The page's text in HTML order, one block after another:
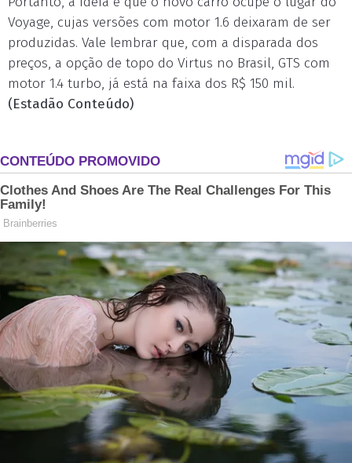
Voyage, cujas versões com motor 1.6 deixaram de ser
produzidas. Vale lembrar que, com a disparada dos
preços, a opção de topo do Virtus no Brasil, GTS com
motor 1.4 turbo, já está na faixa dos R$ 150 mil.
(Estadão Conteúdo)